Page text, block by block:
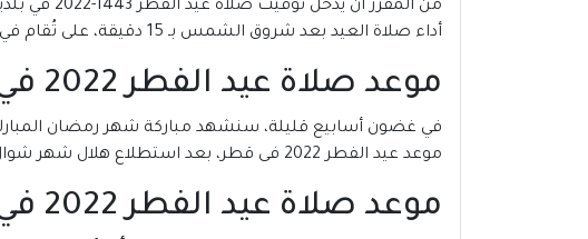
أداء صلاة العيد بعد شروق الشمس بـ 15 دقيقة، على تُقام في أوّل وقتها، مع إمكانية إقامتها حتى دخول وقت صلاة الظهر.
موعد صلاة عيد الفطر 2022 في بلدية الضعيان | قطر
موعد عيد الفطر 2022 فى قطر، بعد استطلاع هلال شهر شوال.
موعد صلاة عيد الفطر 2022 في بلدية الضعيان | قطر